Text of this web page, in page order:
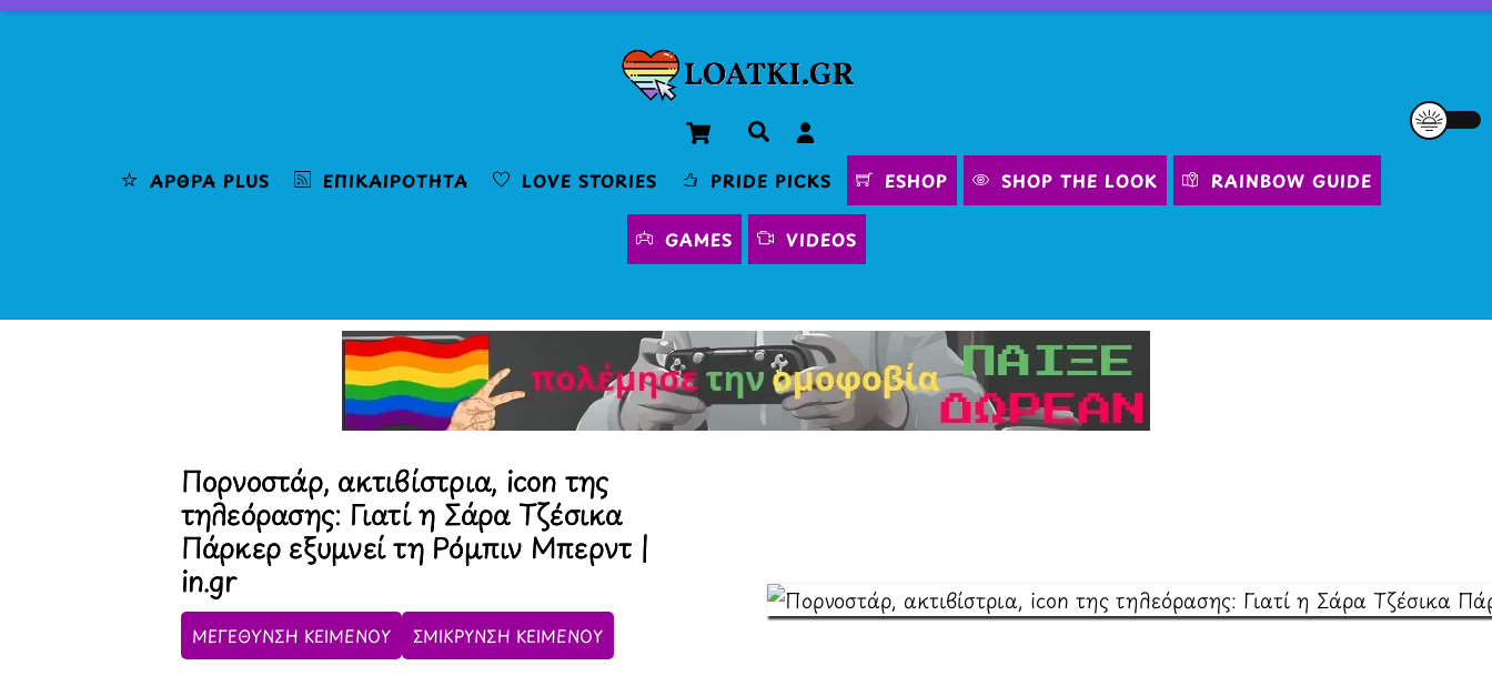
Skip
Cart Αναζήτηση
ΆΡΘΡΑ PLUS ΕΠΙΚΑΙΡΌΤΗΤΑ LOVE STORIES PRIDE PICKS ESHOP SHOP THE LOOK RAINBOW GUIDE
GAMES VIDEOS
Πορνοστάρ, ακτιβίστρια, icon της
τηλεόρασης: Γιατί η Σάρα Τζέσικα
Πάρκερ εξυμνεί τη Ρόμπιν Μπερντ |
in.gr
ΜΕΓΕΘΥΝΣΗ ΚΕΙΜΕΝΟΥ ΣΜΙΚΡΥΝΣΗ ΚΕΙΜΕΝΟΥ